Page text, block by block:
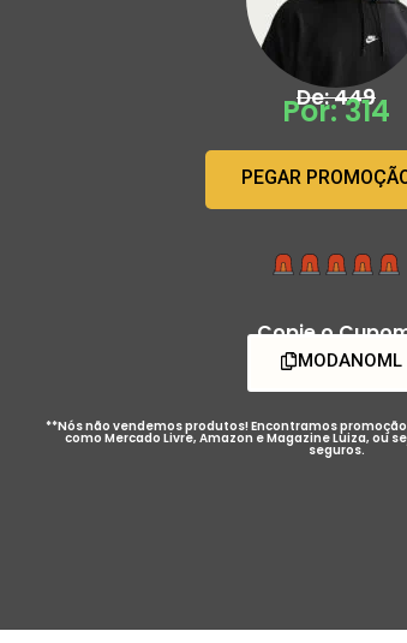
De: 449
Por: 314
PEGAR
Copie o
MODANOML
**Nós não vendemos produtos! Encontramos
como Mercado Livre, Amazon e Magazine Luiza, ou
seguros.